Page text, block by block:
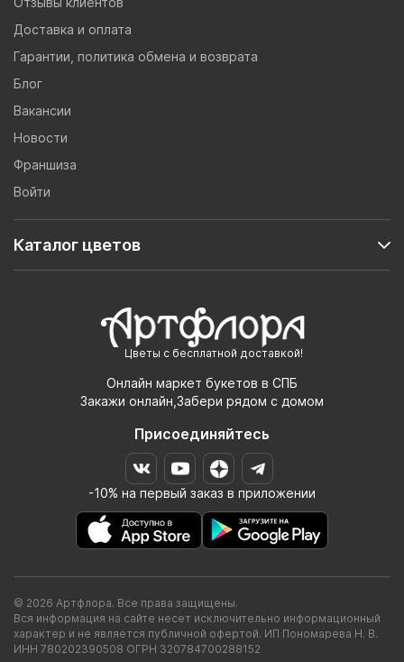
Цветы с бесплатной доставкой!
Онлайн маркет букетов в СПБ
Закажи онлайн,Забери рядом с домом
Присоединяйтесь
-10% на первый заказ в приложении
Доставка и оплата
Гарантии, политика обмена и возврата
Блог
Вакансии
Новости
Франшиза
Войти
Каталог цветов
© 2026 Артфлора. Все права защищены.
Вся информация на сайте несет исключительно информационный
характер и не является публичной офертой. ИП Пономарева Н. В.
ИНН 780202390508 ОГРН 320784700288152